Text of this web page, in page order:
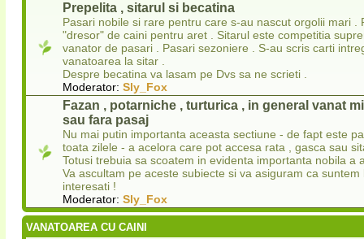
Prepelita , sitarul si becatina
Pasari nobile si rare pentru care s-au nascut orgolii mari .
"dresor" de caini pentru aret . Sitarul este competitia
vanator de pasari . Pasari sezoniere . S-au scris carti
vanatoarea la sitar .
Despre becatina va lasam pe Dvs sa ne scrieti .
Moderator: Sly_Fox
Fazan , potarniche , turturica , in general vanat
sau fara pasaj
Nu mai putin importanta aceasta sectiune - de fapt este
toata zilele - a acelora care pot accesa rata , gasca sau
Totusi trebuia sa scoatem in evidenta importanta nobila a
Va ascultam pe aceste subiecte si va asiguram ca suntem
interesati !
Moderator: Sly_Fox
VANATOAREA CU CAINI